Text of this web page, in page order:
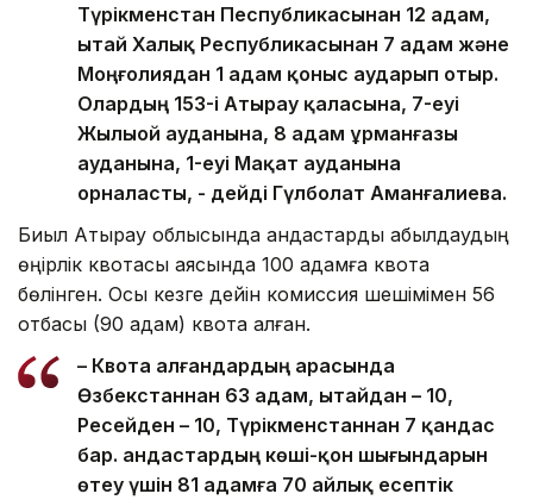
Түрікменстан Песпубликасынан 12 адам,
Қытай Халық Республикасынан 7 адам және
Моңғолиядан 1 адам қоныс аударып отыр.
Олардың 153-і Атырау қаласына, 7-еуі
Жылыой ауданына, 8 адам Құрманғазы
ауданына, 1-еуі Мақат ауданына
орналасты, - дейді Гүлболат Аманғалиева.
Биыл Атырау облысында қандастарды қабылдаудың
өңірлік квотасы аясында 100 адамға квота
бөлінген. Осы кезге дейін комиссия шешімімен 56
отбасы (90 адам) квота алған.
– Квота алғандардың арасында
Өзбекстаннан 63 адам, Қытайдан – 10,
Ресейден – 10, Түрікменстаннан 7 қандас
бар. Қандастардың көші-қон шығындарын
өтеу үшін 81 адамға 70 айлық есептік